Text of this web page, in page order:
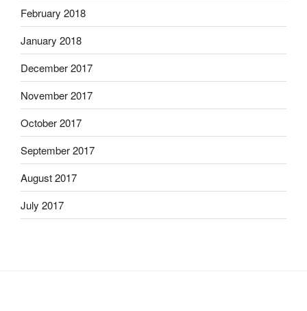
February 2018
January 2018
December 2017
November 2017
October 2017
September 2017
August 2017
July 2017